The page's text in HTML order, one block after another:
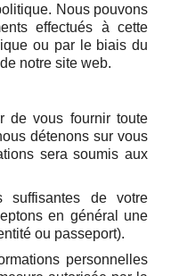
Nous pouvons
effectués à cette
ou par le biais du
notre site web.
de vous fournir toute
détenons sur vous
sera soumis aux
suffisantes de votre
en général une
ou passeport).
personnelles